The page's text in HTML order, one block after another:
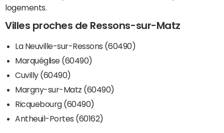
logements.
Villes proches de Ressons-sur-Matz
La Neuville-sur-Ressons (60490)
Marquéglise (60490)
Cuvilly (60490)
Margny-sur-Matz (60490)
Ricquebourg (60490)
Antheuil-Portes (60162)